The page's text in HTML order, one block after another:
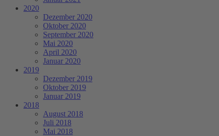
2020
Dezember 2020
Oktober 2020
September 2020
Mai 2020
April 2020
Januar 2020
2019
Dezember 2019
Oktober 2019
Januar 2019
2018
August 2018
Juli 2018
Mai 2018